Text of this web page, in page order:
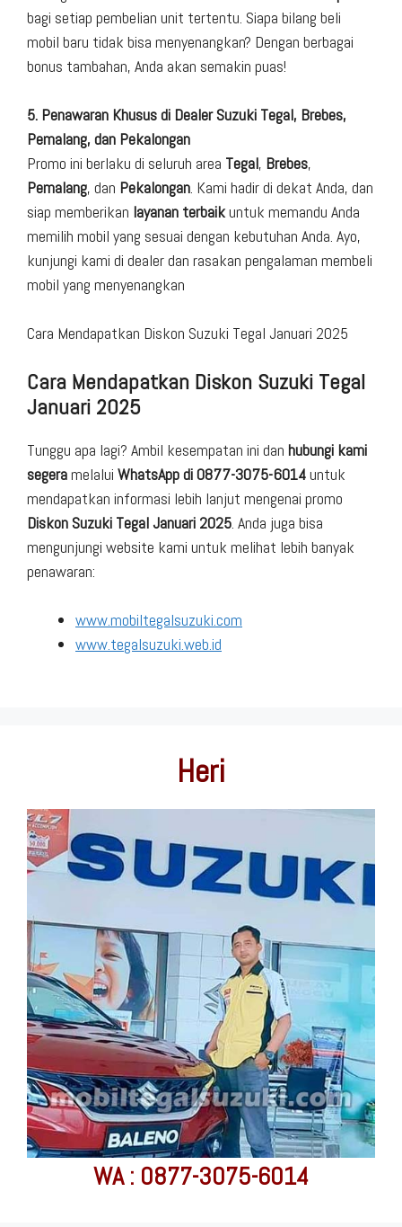
bagi setiap pembelian unit tertentu. Siapa bilang beli
mobil baru tidak bisa menyenangkan? Dengan berbagai
bonus tambahan, Anda akan semakin puas!
5. Penawaran Khusus di Dealer Suzuki Tegal, Brebes,
Pemalang, dan Pekalongan
Promo ini berlaku di seluruh area Tegal, Brebes,
Pemalang, dan Pekalongan. Kami hadir di dekat Anda, dan
siap memberikan layanan terbaikuntuk memandu Anda
memilih mobil yang sesuai dengan kebutuhan Anda. Ayo,
kunjungi kami di dealer dan rasakan pengalaman membeli
mobil yang menyenangkan
Cara Mendapatkan Diskon Suzuki Tegal Januari 2025
Cara Mendapatkan Diskon Suzuki Tegal
Januari 2025
Tunggu apa lagi? Ambil kesempatan ini dan hubungi kami
segeramelalui WhatsApp di 0877-3075-6014untuk
mendapatkan informasi lebih lanjut mengenai promo
Diskon Suzuki Tegal Januari 2025. Anda juga bisa
mengunjungi website kami untuk melihat lebih banyak
penawaran:
www.mobiltegalsuzuki.com
www.tegalsuzuki.web.id
Heri
WA : 0877-3075-6014